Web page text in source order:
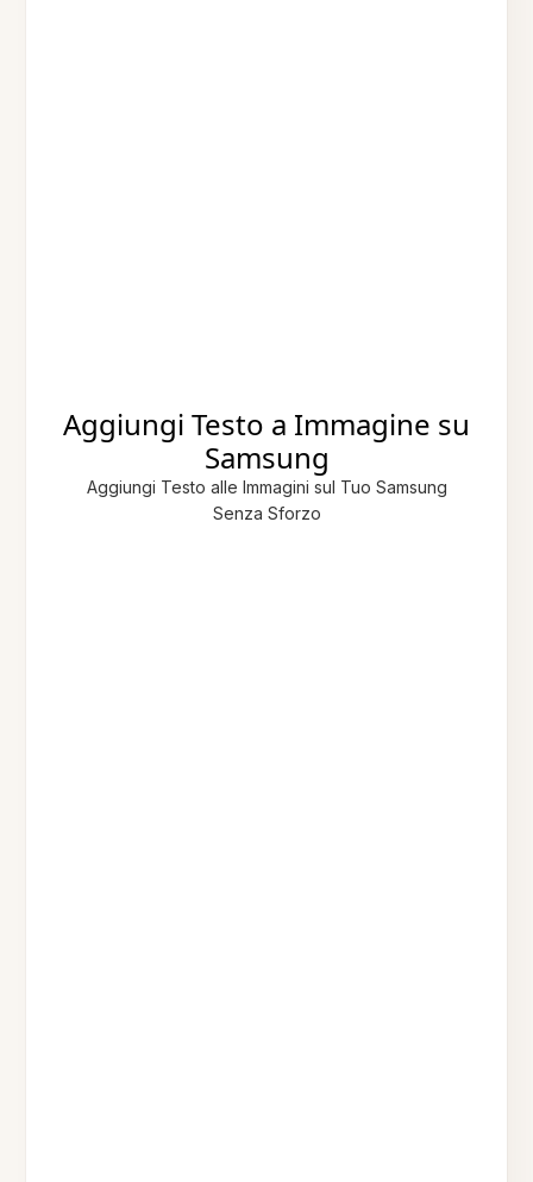
Aggiungi Testo a Immagine su
Samsung
Aggiungi Testo alle Immagini sul Tuo Samsung
Senza Sforzo